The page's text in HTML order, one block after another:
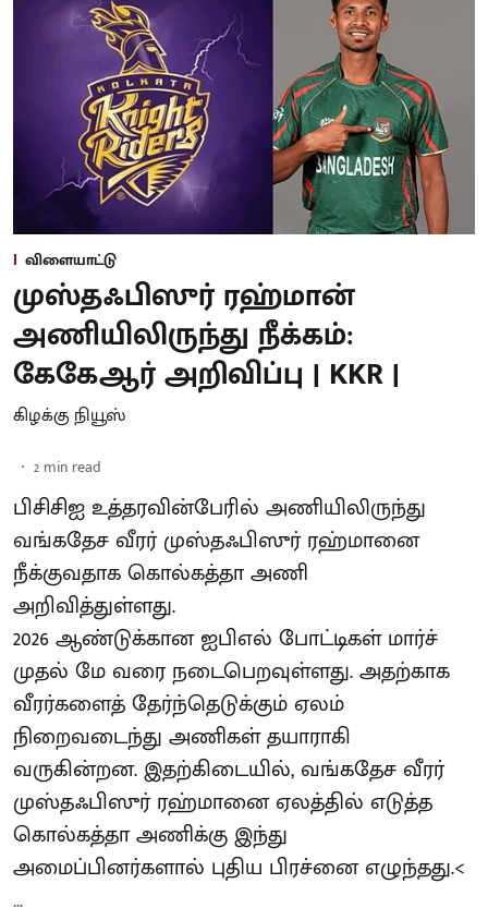
விளையாட்டு
முஸ்தஃபிஸுர் ரஹ்மான்
அணியிலிருந்து நீக்கம்:
கேகேஆர் அறிவிப்பு | KKR |
கிழக்கு நியூஸ்
2 min read
பிசிசிஐ உத்தரவின்பேரில் அணியிலிருந்து
வங்கதேச வீரர் முஸ்தஃபிஸுர் ரஹ்மானை
நீக்குவதாக கொல்கத்தா அணி
அறிவித்துள்ளது.
2026 ஆண்டுக்கான ஐபிஎல் போட்டிகள் மார்ச்
முதல் மே வரை நடைபெறவுள்ளது. அதற்காக
வீரர்களைத் தேர்ந்தெடுக்கும் ஏலம்
நிறைவடைந்து அணிகள் தயாராகி
வருகின்றன. இதற்கிடையில், வங்கதேச வீரர்
முஸ்தஃபிஸுர் ரஹ்மானை ஏலத்தில் எடுத்த
கொல்கத்தா அணிக்கு இந்து
அமைப்பினர்களால் புதிய பிரச்னை எழுந்தது.<
...